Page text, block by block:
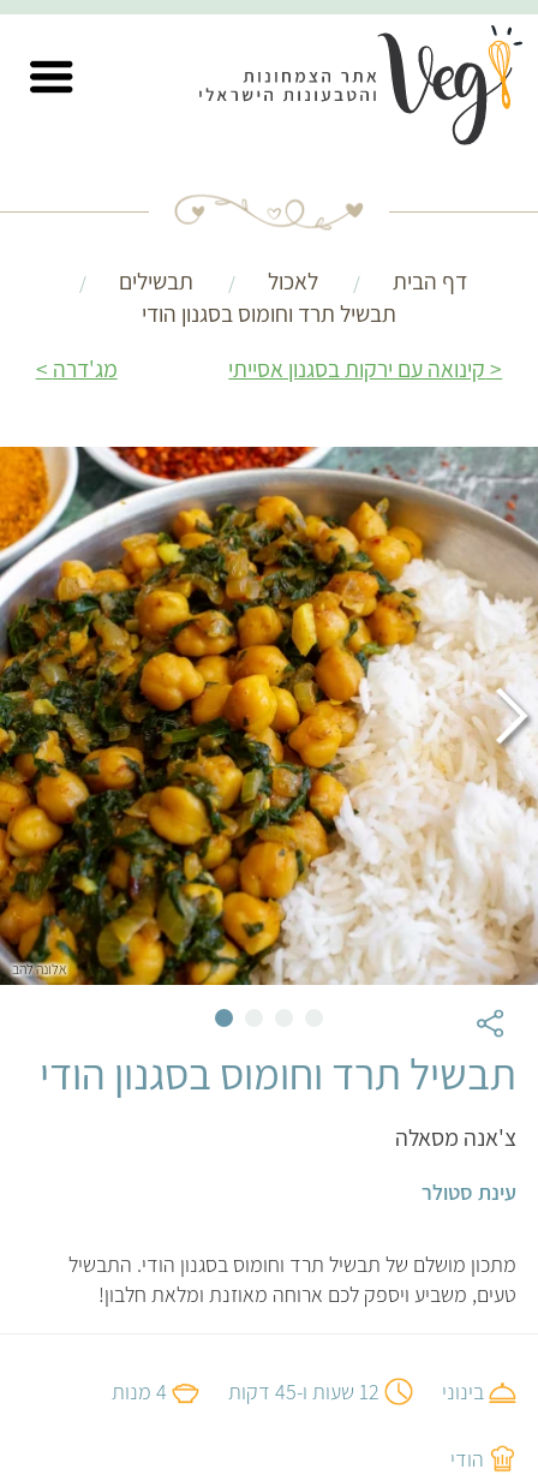
דף הבית לאכול
תבשילים
תבשיל תרד וחומוס בסגנון הודי
קינואה עם ירקות בסגנון אסייתי
מג'דרה
אלונה להב
תבשיל תרד וחומוס בסגנון הודי
צ'אנה מסאלה
עינת סטולר
מתכון מושלם של תבשיל תרד וחומוס בסגנון הודי. התבשיל
טעים, משביע ויספק לכם ארוחה מאוזנת ומלאת חלבון!
בינוני 12 שעות ו-45 דקות 4 מנות
הודי